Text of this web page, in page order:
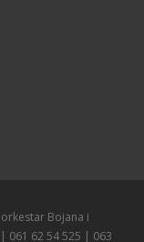
Bojana i
061 62 54 525 | 063